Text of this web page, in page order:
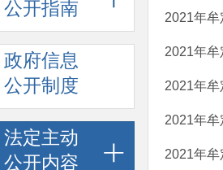
公开指南
政府信息
公开制度
法定主动
公开内容
2021年牟
2021年牟
2021年牟
2021年牟
2021年牟